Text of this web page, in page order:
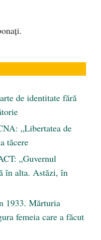
de identitate fără
„Libertatea de
tăcere
„Guvernul
în alta. Astăzi, în
1933. Mărturia
femeia care a făcut